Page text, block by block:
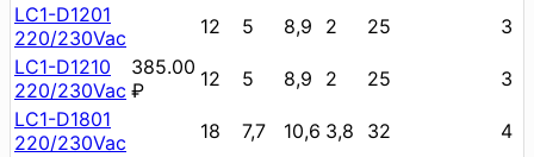
LC1-D1201
220/230Vac
12 5 8,9 2 25
3
LC1-D1210
220/230Vac
385.00
₽
12 5 8,9 2 25
3
LC1-D1801
220/230Vac
18 7,7 10,6 3,8 32
4